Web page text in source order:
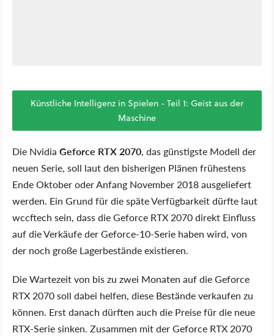
Künstliche Intelligenz in Spielen - Teil 1: Geist aus der
Maschine
Die Nvidia Geforce RTX 2070, das günstigste Modell der
neuen Serie, soll laut den bisherigen Plänen frühestens
Ende Oktober oder Anfang November 2018 ausgeliefert
werden. Ein Grund für die späte Verfügbarkeit dürfte laut
wccftech sein, dass die Geforce RTX 2070 direkt Einfluss
auf die Verkäufe der Geforce-10-Serie haben wird, von
der noch große Lagerbestände existieren.
Die Wartezeit von bis zu zwei Monaten auf die Geforce
RTX 2070 soll dabei helfen, diese Bestände verkaufen zu
können. Erst danach dürften auch die Preise für die neue
RTX-Serie sinken. Zusammen mit der Geforce RTX 2070